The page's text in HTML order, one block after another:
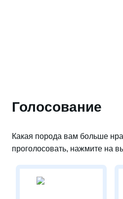
Голосование
Какая порода вам больше
проголосовать, нажмите на